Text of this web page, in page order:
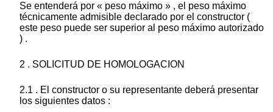
Se entenderá por « peso máximo » , el peso máximo
técnicamente admisible declarado por el constructor (
este peso puede ser superior al peso máximo autorizado
) .
2 . SOLICITUD DE HOMOLOGACION
2.1 . El constructor o su representante deberá presentar
los siguientes datos :